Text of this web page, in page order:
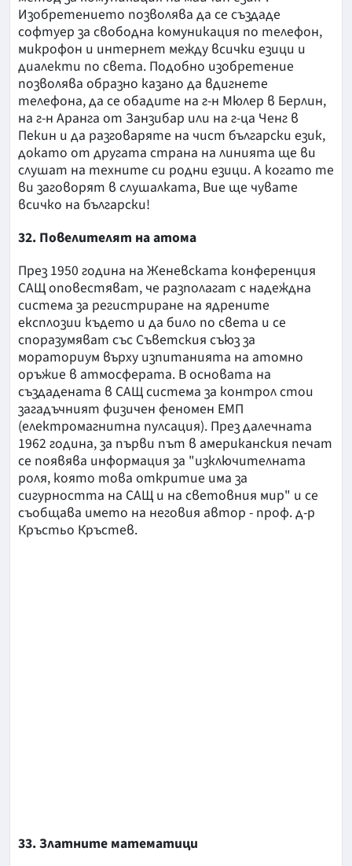
Изобретението позволява да се създаде
софтуер за свободна комуникация по телефон,
микрофон и интернет между всички езици и
диалекти по света. Подобно изобретение
позволява образно казано да вдигнете
телефона, да се обадите на г-н Мюлер в Берлин,
на г-н Аранга от Занзибар или на г-ца Ченг в
Пекин и да разговаряте на чист български език,
докато от другата страна на линията ще ви
слушат на техните си родни езици. А когато те
ви заговорят в слушалката, Вие ще чувате
всичко на български!
32. Повелителят на атома
През 1950 година на Женевската конференция
САЩ оповестяват, че разполагат с надеждна
система за регистриране на ядрените
експлозии където и да било по света и се
споразумяват със Съветския съюз за
мораториум върху изпитанията на атомно
оръжие в атмосферата. В основата на
създадената в САЩ система за контрол стои
загадъчният физичен феномен ЕМП
(електромагнитна пулсация). През далечната
1962 година, за първи път в американския печат
се появява информация за "изключителната
роля, която това откритие има за
сигурността на САЩ и на световния мир" и се
съобщава името на неговия автор - проф. д-р
Кръстьо Кръстев.
33. Златните математици